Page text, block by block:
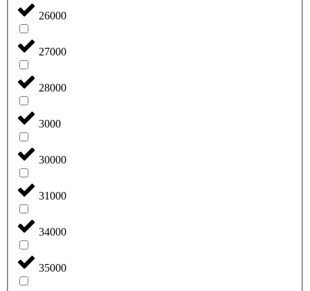
26000
27000
28000
3000
30000
31000
34000
35000